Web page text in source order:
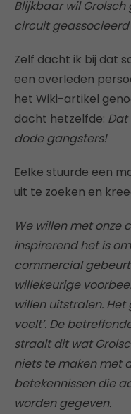
Blijkbaar wil
circuit geassocieerd
Zelf dacht ik bij dat
een overleden
het Wiki-artikel
dacht hetzelfde:
dode gangsters!
Eelke stuurde een
uit te zoeken en
We willen met onze
inspirerend het is
commercial
willekeurige
willen uitstralen.
voelt’. De
straalt dit wat
niets te maken met
betekennissen die
worden gegeven.